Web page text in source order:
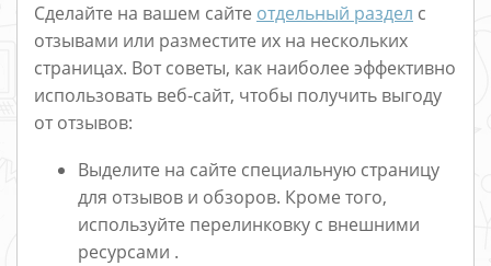
Сделайте на вашем сайте отдельный раздел с
отзывами или разместите их на нескольких
страницах. Вот советы, как наиболее эффективно
использовать веб-сайт, чтобы получить выгоду
от отзывов:
Выделите на сайте специальную страницу
для отзывов и обзоров. Кроме того,
используйте перелинковку с внешними
ресурсами .